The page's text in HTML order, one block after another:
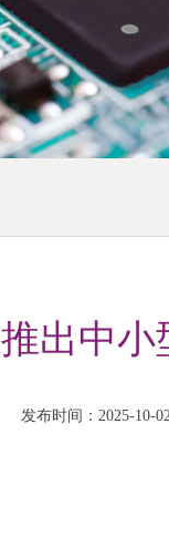
出中小
发布时间：2025-10-